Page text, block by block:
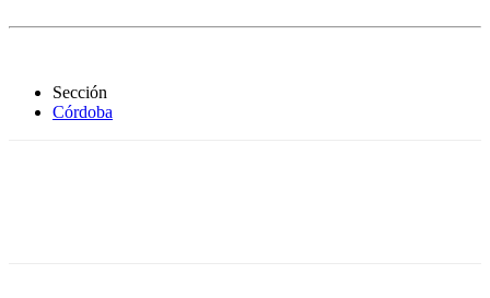
Sección
Córdoba